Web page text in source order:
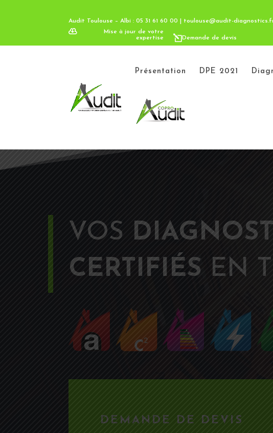
Audit Toulouse – Albi : 05 31 61 60 00 | toulouse@audit-
Mise à jour de votre
expertise
Demande de devis
Présentation DPE 2021
VOS
CERTIFIÉS EN
DEMANDE DE DEVIS